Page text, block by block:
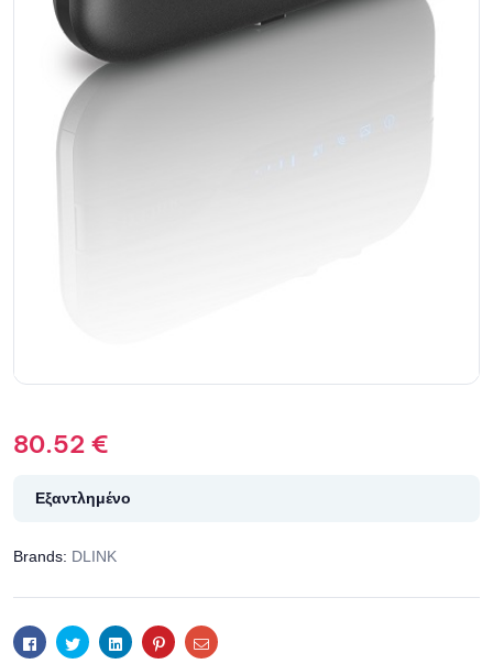
80.52 €
Εξαντλημένο
Brands: DLINK
FacebookTwitterLinkedinPinterestEmail